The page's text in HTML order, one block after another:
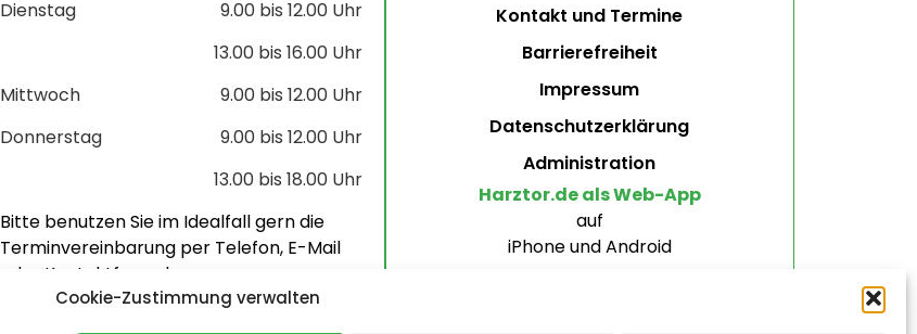
Cookie-Zustimmung verwalten
Dienstag
9.00 bis 12.00 Uhr
13.00 bis 16.00 Uhr
Mittwoch
9.00 bis 12.00 Uhr
Donnerstag
9.00 bis 12.00 Uhr
13.00 bis 18.00 Uhr
Bitte benutzen Sie im Idealfall gern die
Terminvereinbarung per Telefon, E-Mail
oder Kontaktformular.
Kontakt und Termine
Barrierefreiheit
Impressum
Datenschutzerklärung
Administration
Harztor.de als Web-App
auf
iPhone und Android